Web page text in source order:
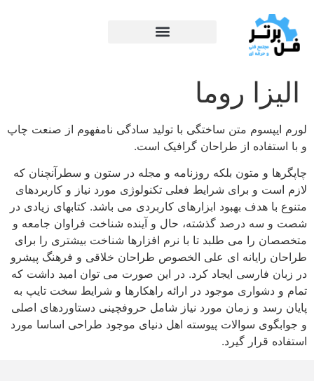
الیزا روما
لورم ایپسوم متن ساختگی با تولید سادگی نامفهوم از صنعت چاپ
و با استفاده از طراحان گرافیک است.
چاپگرها و متون بلکه روزنامه و مجله در ستون و سطرآنچنان که
لازم است و برای شرایط فعلی تکنولوژی مورد نیاز و کاربردهای
متنوع با هدف بهبود ابزارهای کاربردی می باشد. کتابهای زیادی در
شصت و سه درصد گذشته، حال و آینده شناخت فراوان جامعه و
متخصصان را می طلبد تا با نرم افزارها شناخت بیشتری را برای
طراحان رایانه ای علی الخصوص طراحان خلاقی و فرهنگ پیشرو
در زبان فارسی ایجاد کرد. در این صورت می توان امید داشت که
تمام و دشواری موجود در ارائه راهکارها و شرایط سخت تایپ به
پایان رسد و زمان مورد نیاز شامل حروفچینی دستاوردهای اصلی
و جوابگوی سوالات پیوسته اهل دنیای موجود طراحی اساسا مورد
استفاده قرار گیرد.